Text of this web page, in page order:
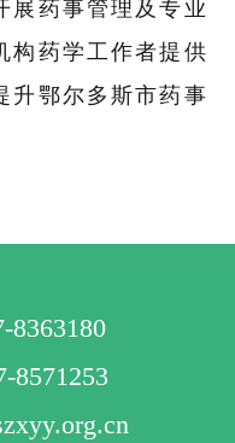
展药事管理及专业
构药学工作者提供
升鄂尔多斯市药事
8571253